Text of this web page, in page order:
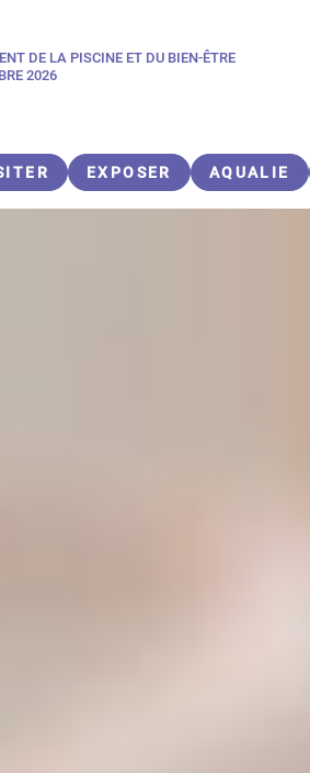
DE LA PISCINE ET DU BIEN-ÊTRE
2026
EXPOSER AQUALIE